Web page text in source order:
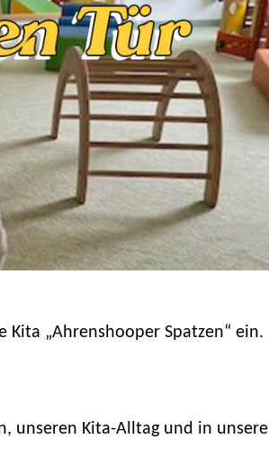
„Ahrenshooper Spatzen“ ein.
unseren Kita-Alltag und in unsere